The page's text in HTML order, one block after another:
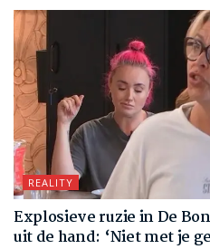
REALITY
Explosieve ruzie in De
uit de hand: ‘Niet met je